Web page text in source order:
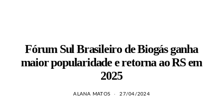
Fórum Sul Brasileiro de Biogás ganha
maior popularidade e retorna ao RS em
2025
ALANA MATOS 27/04/2024